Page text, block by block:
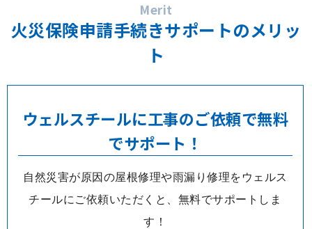
Merit
火災保険申請手続きサポートのメリッ
ト
ウェルスチールに工事のご依頼で無料
でサポート！
自然災害が原因の屋根修理や雨漏り修理をウェルス
チールにご依頼いただくと、無料でサポートしま
す！